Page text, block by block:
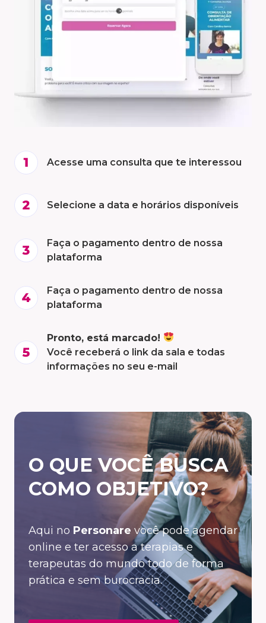
Acesse uma consulta que te interessou
Selecione a data e horários disponíveis
Faça o pagamento dentro de nossa
plataforma
Faça o pagamento dentro de nossa
plataforma
Pronto, está marcado!
Você receberá o link da sala e todas
informações no seu e-mail
O QUE VOCÊ BUSCA
COMO OBJETIVO?
Aqui no Personare você pode agendar
online e ter acesso a terapias e
terapeutas do mundo todo de forma
prática e sem burocracia.